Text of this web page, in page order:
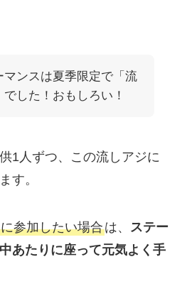
マンスは夏季限定で「流
でした！おもしろい！
1人ずつ、この流しアジに
す。
参加したい場合は、 ステー
あたりに座って元気よく手